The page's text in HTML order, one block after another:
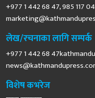
+977 1 442 68 47, 985 117
लेख/रचनाका लागि सम्पर्क
+977 1 442 68
विशेष कभरेज